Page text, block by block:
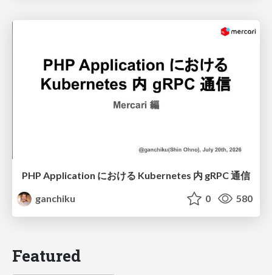
PHP Application における Kubernetes 内 gRPC 通信
ganchiku
0 580
Featured